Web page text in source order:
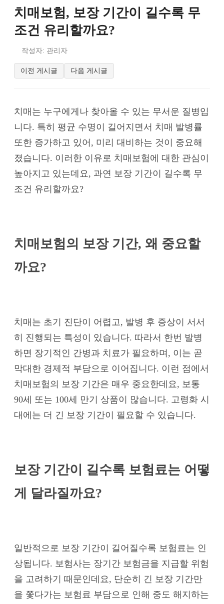
치매보험, 보장 기간이 길수록 무
조건 유리할까요?
작성자: 관리자
이전 게시글 다음 게시글
치매는 누구에게나 찾아올 수 있는 무서운 질병입
니다. 특히 평균 수명이 길어지면서 치매 발병률
또한 증가하고 있어, 미리 대비하는 것이 중요해
졌습니다. 이러한 이유로 치매보험에 대한 관심이
높아지고 있는데요, 과연 보장 기간이 길수록 무
조건 유리할까요?
치매보험의 보장 기간, 왜 중요할
까요?
치매는 초기 진단이 어렵고, 발병 후 증상이 서서
히 진행되는 특성이 있습니다. 따라서 한번 발병
하면 장기적인 간병과 치료가 필요하며, 이는 곧
막대한 경제적 부담으로 이어집니다. 이런 점에서
치매보험의 보장 기간은 매우 중요한데요, 보통
90세 또는 100세 만기 상품이 많습니다. 고령화 시
대에는 더 긴 보장 기간이 필요할 수 있습니다.
보장 기간이 길수록 보험료는 어떻
게 달라질까요?
일반적으로 보장 기간이 길어질수록 보험료는 인
상됩니다. 보험사는 장기간 보험금을 지급할 위험
을 고려하기 때문인데요, 단순히 긴 보장 기간만
을 쫓다가는 보험료 부담으로 인해 중도 해지하는